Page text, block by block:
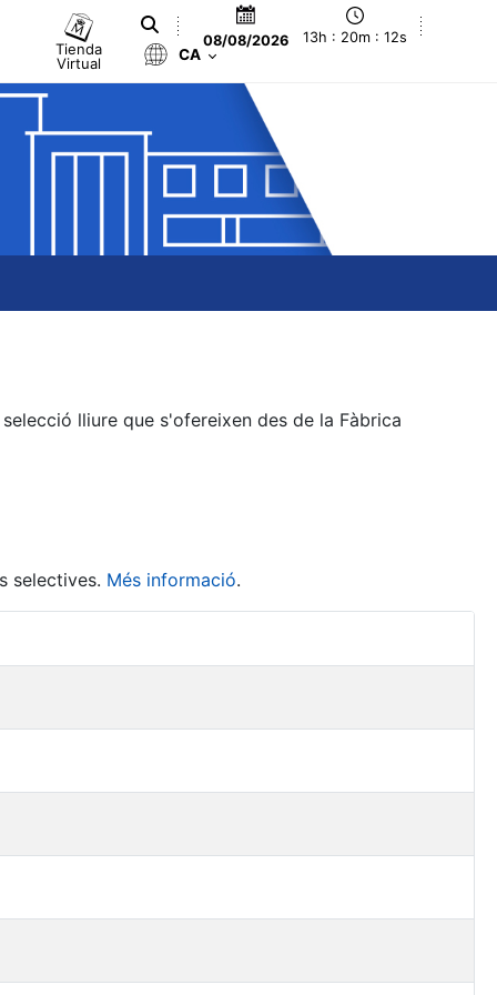
Tienda
Virtual
08/08/2026 13h : 20m : 12s
CA
lliure que s'ofereixen des de la Fàbrica
selectives. Més informació.
Accions